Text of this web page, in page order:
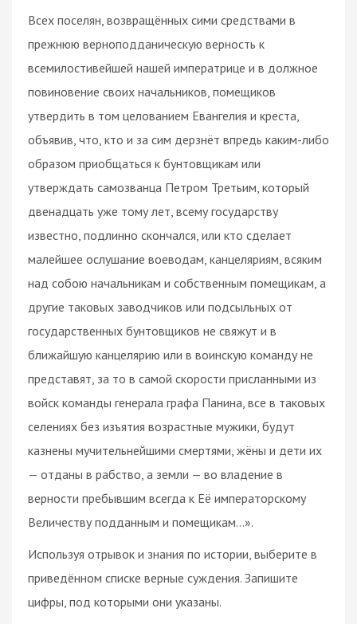
Всех поселян, возвращённых сими средствами в
прежнюю верноподданическую верность к
всемилостивейшей нашей императрице и в должное
повиновение своих начальников, помещиков
утвердить в том целованием Евангелия и креста,
объявив, что, кто и за сим дерзнёт впредь каким-либо
образом приобщаться к бунтовщикам или
утверждать самозванца Петром Третьим, который
двенадцать уже тому лет, всему государству
известно, подлинно скончался, или кто сделает
малейшее ослушание воеводам, канцеляриям, всяким
над собою начальникам и собственным помещикам, а
другие таковых заводчиков или подсыльных от
государственных бунтовщиков не свяжут и в
ближайшую канцелярию или в воинскую команду не
представят, за то в самой скорости присланными из
войск команды генерала графа Панина, все в таковых
селениях без изъятия возрастные мужики, будут
казнены мучительнейшими смертями, жёны и дети их
— отданы в рабство, а земли — во владение в
верности пребывшим всегда к Её императорскому
Величеству подданным и помещикам…».
Используя отрывок и знания по истории, выберите в
приведённом списке верные суждения. Запишите
цифры, под которыми они указаны.